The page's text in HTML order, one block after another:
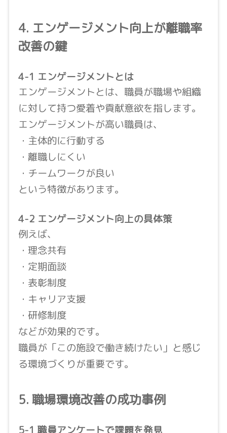
4. エンゲージメント向上が離職率
改善の鍵
4-1 エンゲージメントとは
エンゲージメントとは、職員が職場や組織
に対して持つ愛着や貢献意欲を指します。
エンゲージメントが高い職員は、
・主体的に行動する
・離職しにくい
・チームワークが良い
という特徴があります。
4-2 エンゲージメント向上の具体策
例えば、
・理念共有
・定期面談
・表彰制度
・キャリア支援
・研修制度
などが効果的です。
職員が「この施設で働き続けたい」と感じ
る環境づくりが重要です。
5. 職場環境改善の成功事例
5-1 職員アンケートで課題を発見